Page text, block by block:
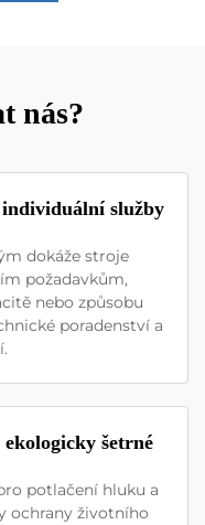
nás?
služby
dokáže stroje
požadavkům,
nebo způsobu
poradenství a
šetrné
potlačení hluku a
ochrany životního